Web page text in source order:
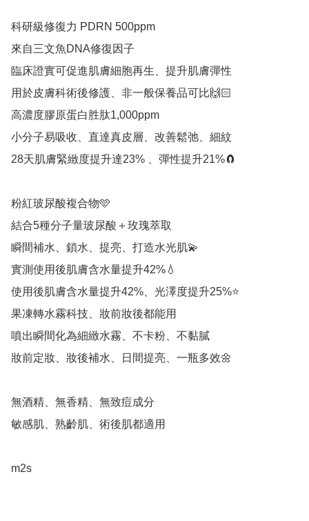
科研級修復力 PDRN 500ppm
來自三文魚DNA修復因子
臨床證實可促進肌膚細胞再生、提升肌膚彈性
用於皮膚科術後修護、非一般保養品可比🙌🏻
高濃度膠原蛋白胜肽1,000ppm
小分子易吸收、直達真皮層、改善鬆弛、細紋
28天肌膚緊緻度提升達23% 、彈性提升21%🧲
粉紅玻尿酸複合物🩵
結合5種分子量玻尿酸＋玫瑰萃取
瞬間補水、鎖水、提亮、打造水光肌💫
實測使用後肌膚含水量提升42%💧
使用後肌膚含水量提升42%、光澤度提升25%⭐️
果凍轉水霧科技、妝前妝後都能用
噴出瞬間化為細緻水霧、不卡粉、不黏膩
妝前定妝、妝後補水、日間提亮、一瓶多效🌼
無酒精、無香精、無致痘成分
敏感肌、熟齡肌、術後肌都適用
m2s